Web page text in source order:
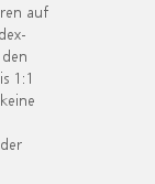
auf
1:1